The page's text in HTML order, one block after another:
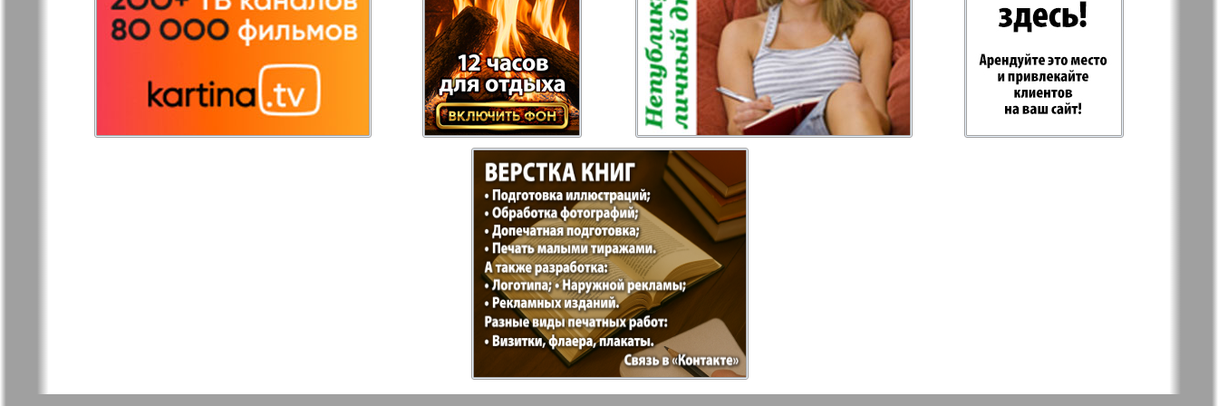
Остров там и тут
Ost-West
Panorama
Отдыхай-Купи-
продай
Партнер-север Парус
Переселенец Подруга
Пражский
телеграф
Пражский
экспресс
PRO Women
Europe
Районка-Nord-Ost-
Bremen
Районка-West
Рейнская газета
Русская Мысль
Русская
Швейцария